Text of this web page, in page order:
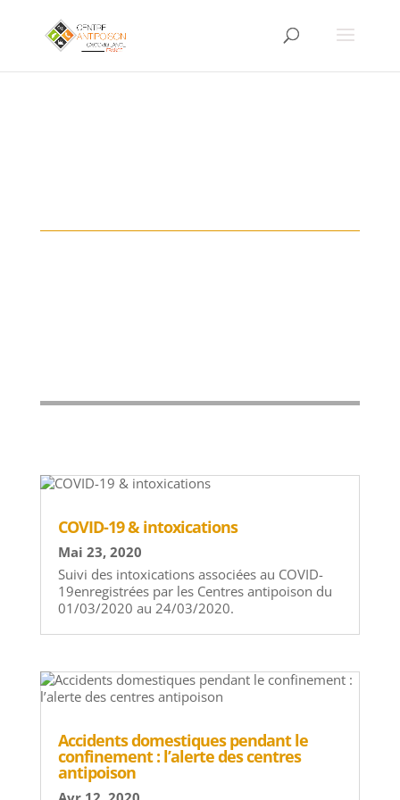
COVID-19 & intoxications
Mai 23, 2020
Suivi des intoxications associées au COVID-
19enregistrées par les Centres antipoison du
01/03/2020 au 24/03/2020.
Accidents domestiques pendant le
confinement : l’alerte des centres
antipoison